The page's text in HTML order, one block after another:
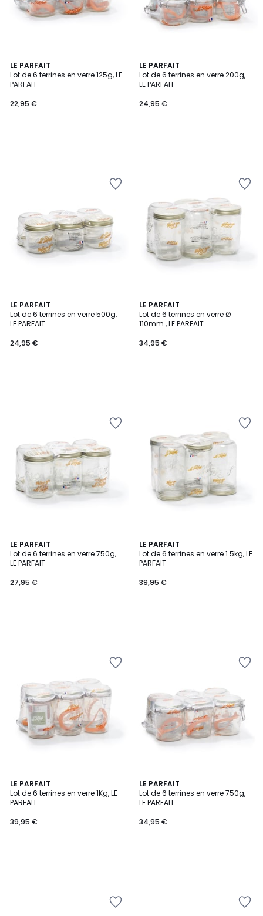
LE PARFAIT
Lot de 6 terrines en verre 125g, LE
PARFAIT
22,95 €
LE PARFAIT
Lot de 6 terrines en verre 200g,
LE PARFAIT
24,95 €
LE PARFAIT
Lot de 6 terrines en verre 500g,
LE PARFAIT
24,95 €
LE PARFAIT
Lot de 6 terrines en verre Ø
110mm , LE PARFAIT
34,95 €
LE PARFAIT
Lot de 6 terrines en verre 750g,
LE PARFAIT
27,95 €
LE PARFAIT
Lot de 6 terrines en verre 1.5kg, LE
PARFAIT
39,95 €
LE PARFAIT
Lot de 6 terrines en verre 1Kg, LE
PARFAIT
39,95 €
LE PARFAIT
Lot de 6 terrines en verre 750g,
LE PARFAIT
34,95 €